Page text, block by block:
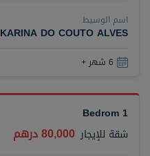
اسم الوسيط
KARINA DO COUTO ALVES
6 شهر +
1 Bedrom
شقة للإيجار 80,000 درهم